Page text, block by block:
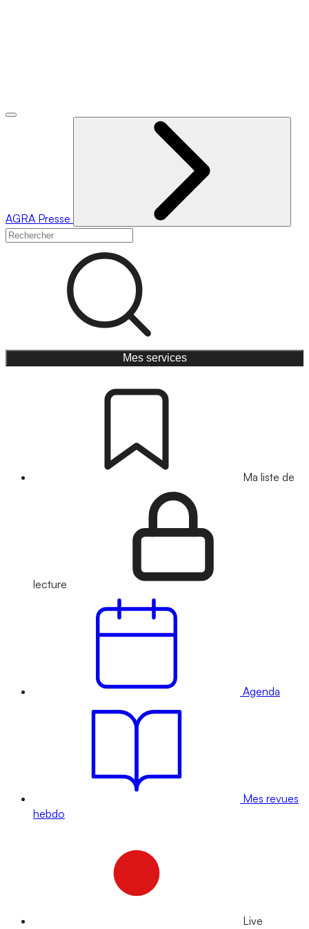
AGRA Presse
Mes services
Ma liste de
lecture
Agenda
Mes revues
hebdo
Live